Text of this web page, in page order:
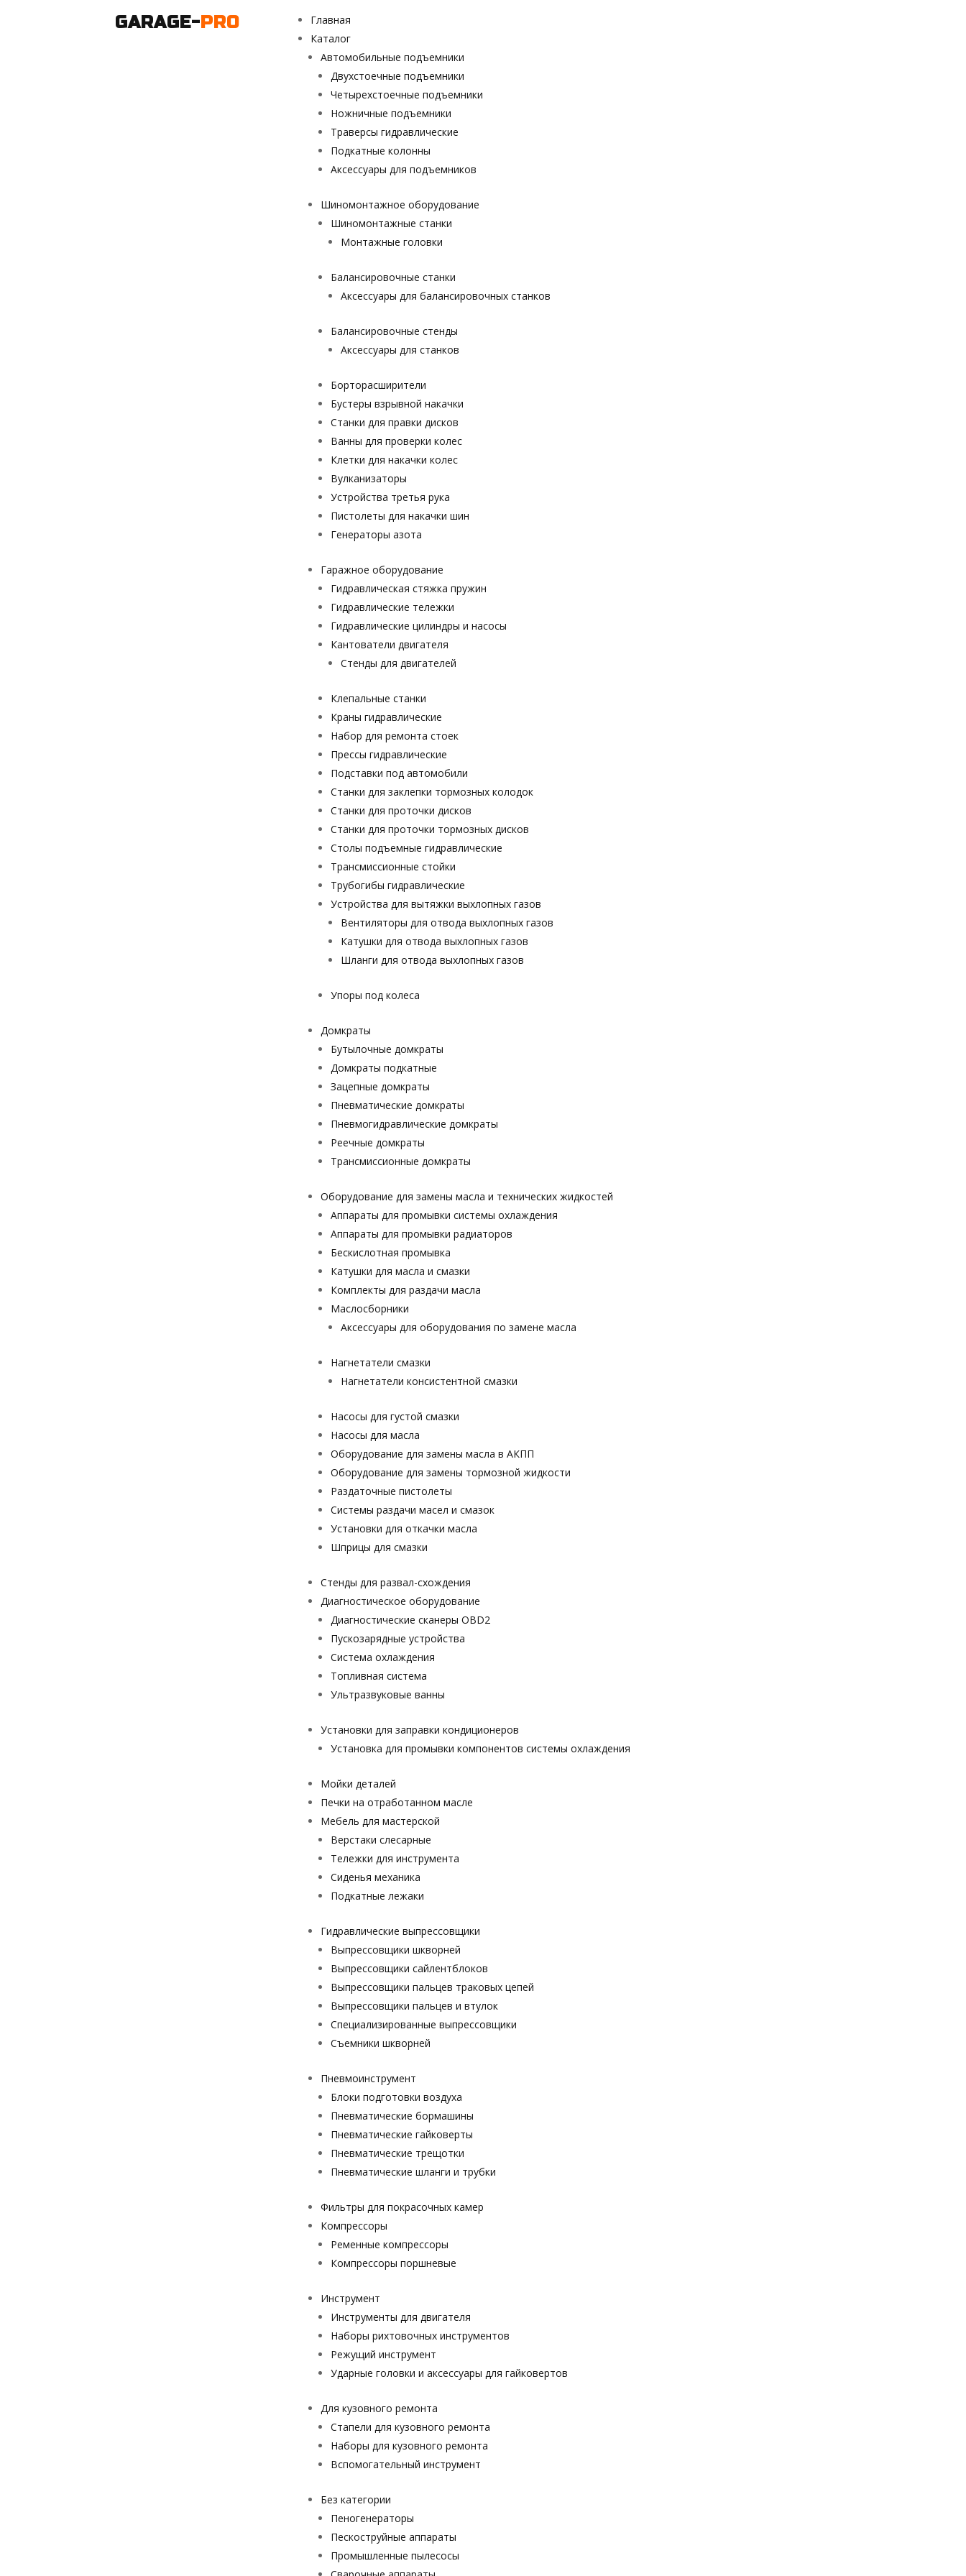
GARAGE-PRO
Главная
Каталог
Автомобильные подъемники
Двухстоечные подъемники
Четырехстоечные подъемники
Ножничные подъемники
Траверсы гидравлические
Подкатные колонны
Аксессуары для подъемников
Шиномонтажное оборудование
Шиномонтажные станки
Монтажные головки
Балансировочные станки
Аксессуары для балансировочных станков
Балансировочные стенды
Аксессуары для станков
Борторасширители
Бустеры взрывной накачки
Станки для правки дисков
Ванны для проверки колес
Клетки для накачки колес
Вулканизаторы
Устройства третья рука
Пистолеты для накачки шин
Генераторы азота
Гаражное оборудование
Гидравлическая стяжка пружин
Гидравлические тележки
Гидравлические цилиндры и насосы
Кантователи двигателя
Стенды для двигателей
Клепальные станки
Краны гидравлические
Набор для ремонта стоек
Прессы гидравлические
Подставки под автомобили
Станки для заклепки тормозных колодок
Станки для проточки дисков
Станки для проточки тормозных дисков
Столы подъемные гидравлические
Трансмиссионные стойки
Трубогибы гидравлические
Устройства для вытяжки выхлопных газов
Вентиляторы для отвода выхлопных газов
Катушки для отвода выхлопных газов
Шланги для отвода выхлопных газов
Упоры под колеса
Домкраты
Бутылочные домкраты
Домкраты подкатные
Зацепные домкраты
Пневматические домкраты
Пневмогидравлические домкраты
Реечные домкраты
Трансмиссионные домкраты
Оборудование для замены масла и технических жидкостей
Аппараты для промывки системы охлаждения
Аппараты для промывки радиаторов
Бескислотная промывка
Катушки для масла и смазки
Комплекты для раздачи масла
Маслосборники
Аксессуары для оборудования по замене масла
Нагнетатели смазки
Нагнетатели консистентной смазки
Насосы для густой смазки
Насосы для масла
Оборудование для замены масла в АКПП
Оборудование для замены тормозной жидкости
Раздаточные пистолеты
Системы раздачи масел и смазок
Установки для откачки масла
Шприцы для смазки
Стенды для развал-схождения
Диагностическое оборудование
Диагностические сканеры OBD2
Пускозарядные устройства
Система охлаждения
Топливная система
Ультразвуковые ванны
Установки для заправки кондиционеров
Установка для промывки компонентов системы охлаждения
Мойки деталей
Печки на отработанном масле
Мебель для мастерской
Верстаки слесарные
Тележки для инструмента
Сиденья механика
Подкатные лежаки
Гидравлические выпрессовщики
Выпрессовщики шкворней
Выпрессовщики сайлентблоков
Выпрессовщики пальцев траковых цепей
Выпрессовщики пальцев и втулок
Специализированные выпрессовщики
Cъемники шкворней
Пневмоинструмент
Блоки подготовки воздуха
Пневматические бормашины
Пневматические гайковерты
Пневматические трещотки
Пневматические шланги и трубки
Фильтры для покрасочных камер
Компрессоры
Ременные компрессоры
Компрессоры поршневые
Инструмент
Инструменты для двигателя
Наборы рихтовочных инструментов
Режущий инструмент
Ударные головки и аксессуары для гайковертов
Для кузовного ремонта
Стапели для кузовного ремонта
Наборы для кузовного ремонта
Вспомогательный инструмент
Без категории
Пеногенераторы
Пескоструйные аппараты
Промышленные пылесосы